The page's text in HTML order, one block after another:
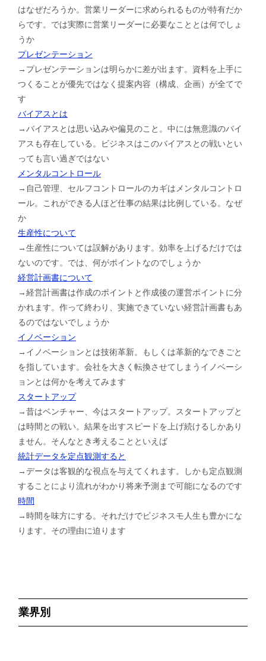
はなぜだろうか。営業リーダーに求められるものが特有だか
らです。では実際に営業リーダーに必要なこととは何でしょ
うか
プレゼンテーション
→プレゼンテーションは明らかに差が出ます。資料を上手に
つくることが優先ではなく提案内容（構成、企画）が全てで
す
バイアスとは
→バイアスとは思い込みや偏見のこと。中には無意識のバイ
アスも存在している。ビジネスはこのバイアスとの戦いとい
っても言い過ぎではない
メンタルコントロール
→自己管理、セルフコントロールのカギはメンタルコントロ
ール。これができる人ほど仕事の結果は比例している。なぜ
か
生産性について
→生産性については誤解があります。効率を上げるだけでは
ないのです。では、何がポイントなのでしょうか
経営計画書について
→経営計画書は作成のポイントと作成後の運営ポイントに分
かれます。作って終わり、実施できていない経営計画書もあ
るのではないでしょうか
イノベーション
→イノベーションとは技術革新。もしくは革新的なできごと
を指しています。会社を大きく転換させてしまうイノベーシ
ョンとは何かを考えてみます
スタートアップ
→昔はベンチャー、今はスタートアップ。スタートアップと
は時間との戦い。結果を出すスピードを上げ続けるしかあり
ません。そんなとき考えることといえば
統計データを定点観測すると
→データは客観的な視点を与えてくれます。しかも定点観測
することにより流れがわかり将来予測まで可能になるのです
時間
→時間を味方にする。それだけでビジネスモ人生も豊かにな
ります。その理由に迫ります
業界別